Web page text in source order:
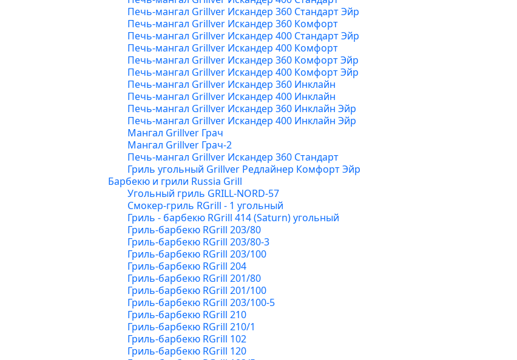
Печь-мангал Grillver Искандер 360 Стандарт Эйр
Печь-мангал Grillver Искандер 360 Комфорт
Печь-мангал Grillver Искандер 400 Стандарт Эйр
Печь-мангал Grillver Искандер 400 Комфорт
Печь-мангал Grillver Искандер 360 Комфорт Эйр
Печь-мангал Grillver Искандер 400 Комфорт Эйр
Печь-мангал Grillver Искандер 360 Инклайн
Печь-мангал Grillver Искандер 400 Инклайн
Печь-мангал Grillver Искандер 360 Инклайн Эйр
Печь-мангал Grillver Искандер 400 Инклайн Эйр
Мангал Grillver Грач
Мангал Grillver Грач-2
Печь-мангал Grillver Искандер 360 Стандарт
Гриль угольный Grillver Редлайнер Комфорт Эйр
Барбекю и грили Russia Grill
Угольный гриль GRILL-NORD-57
Смокер-гриль RGrill - 1 угольный
Гриль - барбекю RGrill 414 (Saturn) угольный
Гриль-барбекю RGrill 203/80
Гриль-барбекю RGrill 203/80-3
Гриль-барбекю RGrill 203/100
Гриль-барбекю RGrill 204
Гриль-барбекю RGrill 201/80
Гриль-барбекю RGrill 201/100
Гриль-барбекю RGrill 203/100-5
Гриль-барбекю RGrill 210
Гриль-барбекю RGrill 210/1
Гриль-барбекю RGrill 102
Гриль-барбекю RGrill 120